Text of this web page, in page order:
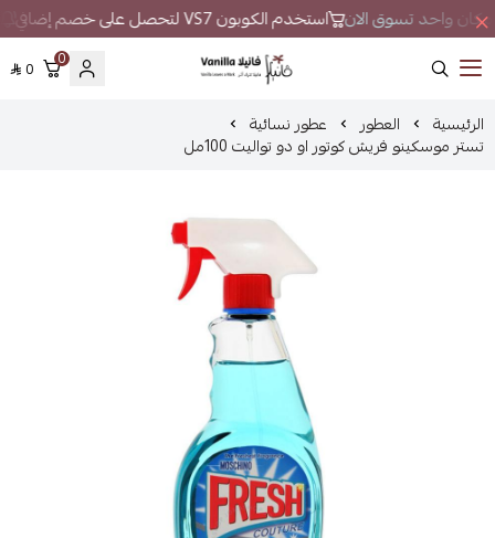
مكان واحد تسوق الان استخدم الكوبون VS7 لتحصل على خصم إضافي
فانيلا
0
0
الرئيسية العطور عطور نسائية
تستر موسكينو فريش كوتور او دو تواليت 100مل